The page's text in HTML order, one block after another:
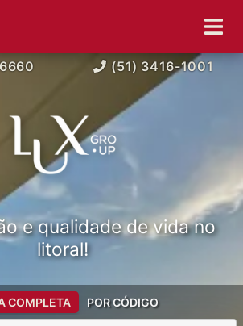
(51) 3416-1001
e qualidade de vida no
litoral!
COMPLETA POR CÓDIGO